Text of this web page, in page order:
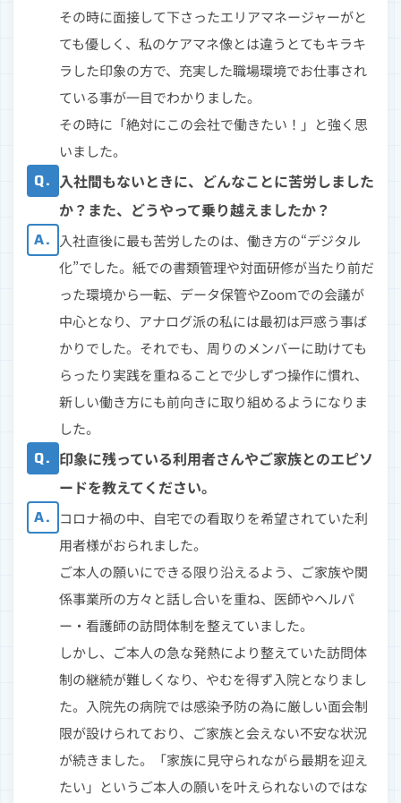
その時に面接して下さったエリアマネージャーがと
ても優しく、私のケアマネ像とは違うとてもキラキ
ラした印象の方で、充実した職場環境でお仕事され
ている事が一目でわかりました。
その時に「絶対にこの会社で働きたい！」と強く思
いました。
Q. 入社間もないときに、どんなことに苦労しました
か？また、どうやって乗り越えましたか？
A.
入社直後に最も苦労したのは、働き方の“デジタル
化”でした。紙での書類管理や対面研修が当たり前だ
った環境から一転、データ保管やZoomでの会議が
中心となり、アナログ派の私には最初は戸惑う事ば
かりでした。それでも、周りのメンバーに助けても
らったり実践を重ねることで少しずつ操作に慣れ、
新しい働き方にも前向きに取り組めるようになりま
した。
Q. 印象に残っている利用者さんやご家族とのエピソ
ードを教えてください。
A.
コロナ禍の中、自宅での看取りを希望されていた利
用者様がおられました。
ご本人の願いにできる限り沿えるよう、ご家族や関
係事業所の方々と話し合いを重ね、医師やヘルパ
ー・看護師の訪問体制を整えていました。
しかし、ご本人の急な発熱により整えていた訪問体
制の継続が難しくなり、やむを得ず入院となりまし
た。入院先の病院では感染予防の為に厳しい面会制
限が設けられており、ご家族と会えない不安な状況
が続きました。「家族に見守られながら最期を迎え
たい」というご本人の願いを叶えられないのではな